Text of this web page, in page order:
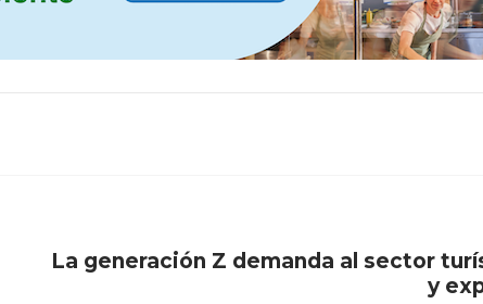
La generación Z demanda al sector
y